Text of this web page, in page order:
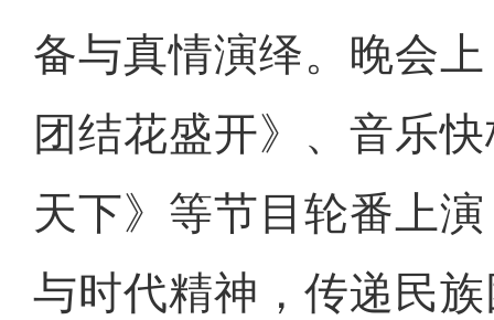
备与真情演绎。晚会
团结花盛开》、音乐
天下》等节目轮番上
与时代精神，传递民